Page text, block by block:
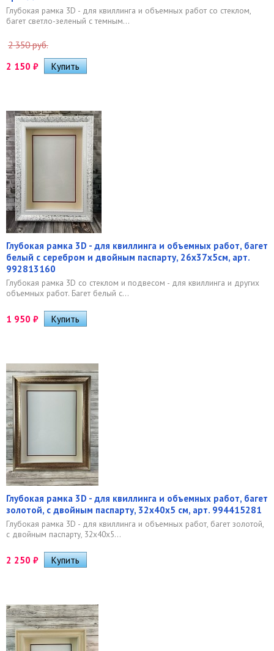
Глубокая рамка 3D - для квиллинга и объемных работ со стеклом,
багет светло-зеленый с темным...
2 350 руб.
2 150 ₽
Глубокая рамка 3D - для квиллинга и объемных работ, багет
белый с серебром и двойным паспарту, 26х37х5см, арт.
992813160
Глубокая рамка 3D со стеклом и подвесом - для квиллинга и других
объемных работ. Багет белый с...
1 950 ₽
Глубокая рамка 3D - для квиллинга и объемных работ, багет
золотой, с двойным паспарту, 32х40х5 см, арт. 994415281
Глубокая рамка 3D - для квиллинга и объемных работ, багет золотой,
с двойным паспарту, 32х40х5...
2 250 ₽